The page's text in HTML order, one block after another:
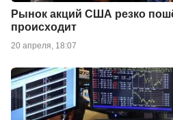
Рынок акций США резко
происходит
20 апреля, 18:07